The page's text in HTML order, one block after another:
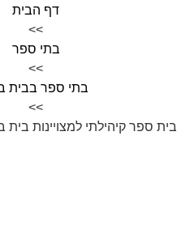
דף הבית
>>
בתי ספר
>>
בתי ספר בבית
>>
בית ספר קיהילתי למצויינות